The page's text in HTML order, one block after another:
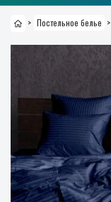
> Постельное белье >